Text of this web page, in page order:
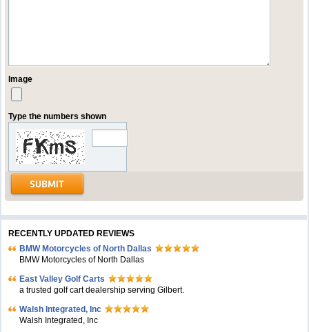
Image
Type the numbers shown
RECENTLY UPDATED REVIEWS
BMW Motorcycles of North Dallas
BMW Motorcycles of North Dallas
East Valley Golf Carts
a trusted golf cart dealership serving Gilbert.
Walsh Integrated, Inc
Walsh Integrated, Inc